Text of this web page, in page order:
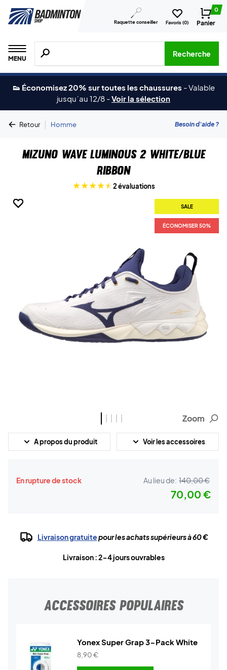
Raquette conseiller Favoris (0)
0
Panier
MENU
Recherche de produits, de marques, etc.
Recherche
👟 Économisez 20% sur toutes les chaussures -Valable
jusqu´au 12/8 -Voir la sélection
Retour | Homme Besoin d'aide ?
Mizuno Wave Luminous 2 White/Blue
Ribbon
2 évaluations
SALE
ÉCONOMISER 50%
SALE
ÉCONOMISER 50%
SALE
ÉCONOMISER 50%
SALE
ÉCONOMISER 50%
SALE
ÉCONOMISER 50%
Zoom
A propos du produit Voir les accessoires
En rupture de stock Au lieu de: 140,00 €
70,00 €
Livraison gratuitepour les achats supérieurs à 60 €
Livraison : 2-4 jours ouvrables
ACCESSOIRES POPULAIRES
Yonex Super Grap 3-Pack White
8,90€